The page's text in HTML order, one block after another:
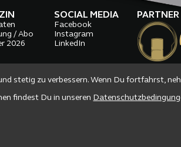
stetig zu verbessern. Wenn Du fortfahrst,
findest Du in unseren
/ Abo
2026
SOCIAL MEDIA
Facebook
Instagram
LinkedIn
PARTNER